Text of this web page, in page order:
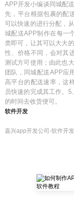
APP开发小编谈同城配
先，平台根据包裹的配
可以快速的进行分配，
城配送APP制作在每一
类即可，让其可以大大
性、价格不同，会对其
测试方可使用；由此也
团队，同城配送APP应
高平台的配送速率，这
员快速的完成其工作。
的时间去收货便可。
软件开发
嘉兴app开发公司-软件开发